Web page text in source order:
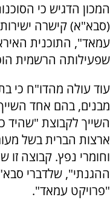
המכון הדגיש כי
(סבא"א) קישרה
עמאד", התוכנית
שפעילותה הרשמית
עוד עולה מהדו"ח כי
מבנים, בהם אחד השייך
השייך לקבוצת "שהיד
ארצות הברית בשל
וחומרי נפץ. קבוצה
ההגנתי", שלדברי
"פרויקט עמאד".